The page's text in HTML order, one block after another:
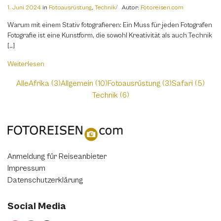
1. Juni 2024 in Fotoausrüstung, Technik Autor: Fotoreisen.com
Warum mit einem Stativ fotografieren: Ein Muss für jeden Fotografen
Fotografie ist eine Kunstform, die sowohl Kreativität als auch Technik
[…]
Weiterlesen
AlleAfrika (3)Allgemein (10)Fotoausrüstung (3)Safari (5)
Technik (6)
Anmeldung für Reiseanbieter
Impressum
Datenschutzerklärung
Social Media